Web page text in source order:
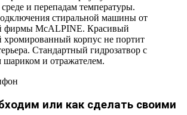
и перепадам температуры.
стиральной машины от
фирмы McALPINE. Красивый
хромированный корпус не портит
Стандартный гидрозатвор с
и отражателем.
или как сделать своими